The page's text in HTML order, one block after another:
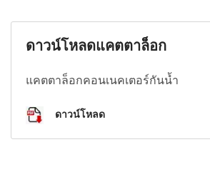
ดาวน์โหลดแคตตาล็อก
แคตตาล็อกคอนเนคเตอร์กันน้ำ
ดาวน์โหลด